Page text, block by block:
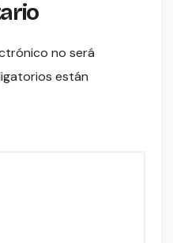
no será
están